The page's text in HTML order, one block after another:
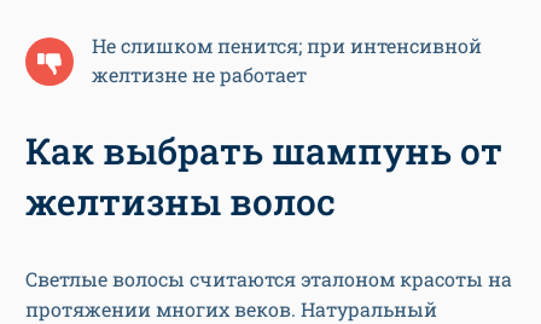
Не слишком пенится; при интенсивной
желтизне не работает
Как выбрать шампунь от
желтизны волос
Светлые волосы считаются эталоном красоты на
протяжении многих веков. Натуральный